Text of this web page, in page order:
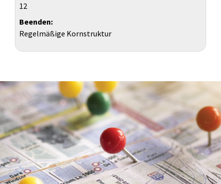
12
Beenden
Regelmäßige Kornstruktur